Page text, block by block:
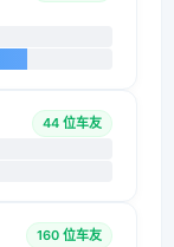
44 位车友
160 位车友